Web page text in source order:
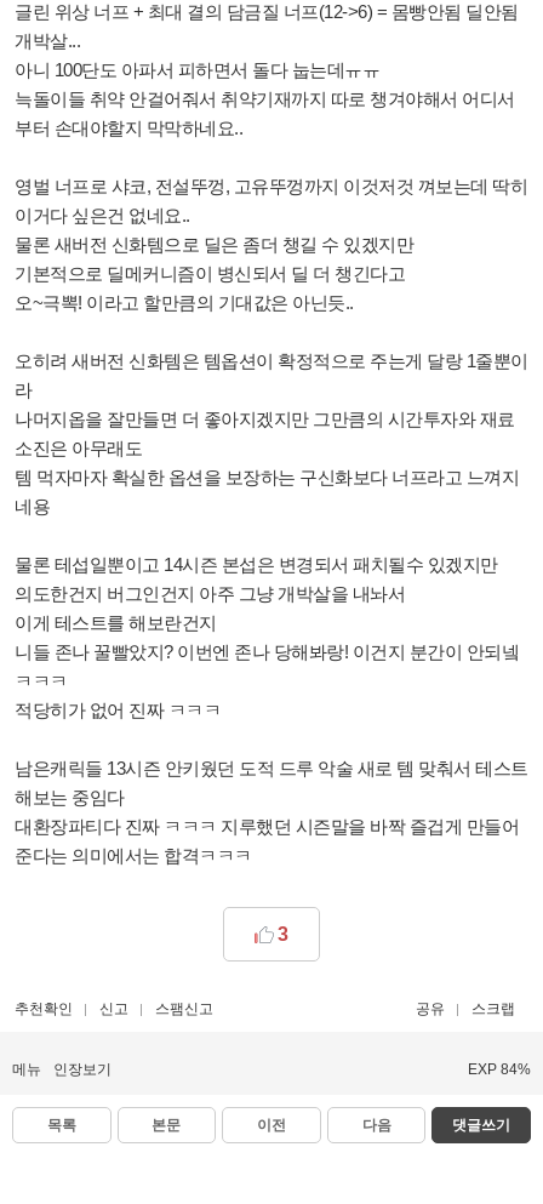
글린 위상 너프 + 최대 결의 담금질 너프(12->6) = 몸빵안됨 딜안됨
개박살...
아니 100단도 아파서 피하면서 돌다 눕는데ㅠㅠ
늑돌이들 취약 안걸어줘서 취약기재까지 따로 챙겨야해서 어디서
부터 손대야할지 막막하네요..
영벌 너프로 샤코, 전설뚜껑, 고유뚜껑까지 이것저것 껴보는데 딱히
이거다 싶은건 없네요..
물론 새버전 신화템으로 딜은 좀더 챙길 수 있겠지만
기본적으로 딜메커니즘이 병신되서 딜 더 챙긴다고
오~극뽁! 이라고 할만큼의 기대값은 아닌듯..
오히려 새버전 신화템은 템옵션이 확정적으로 주는게 달랑 1줄뿐이
라
나머지옵을 잘만들면 더 좋아지겠지만 그만큼의 시간투자와 재료
소진은 아무래도
템 먹자마자 확실한 옵션을 보장하는 구신화보다 너프라고 느껴지
네용
물론 테섭일뿐이고 14시즌 본섭은 변경되서 패치될수 있겠지만
의도한건지 버그인건지 아주 그냥 개박살을 내놔서
이게 테스트를 해보란건지
니들 존나 꿀빨았지? 이번엔 존나 당해봐랑! 이건지 분간이 안되넼
ㅋㅋㅋ
적당히가 없어 진짜 ㅋㅋㅋ
남은캐릭들 13시즌 안키웠던 도적 드루 악술 새로 템 맞춰서 테스트
해보는 중임다
대환장파티다 진짜 ㅋㅋㅋ 지루했던 시즌말을 바짝 즐겁게 만들어
준다는 의미에서는 합격ㅋㅋㅋ
3
추천확인 신고 스팸신고 공유 스크랩
메뉴 인장보기 EXP 84%
목록 본문 이전 다음 댓글쓰기